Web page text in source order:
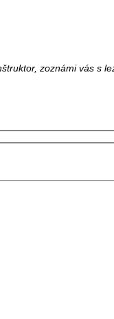
zoznámi vás s